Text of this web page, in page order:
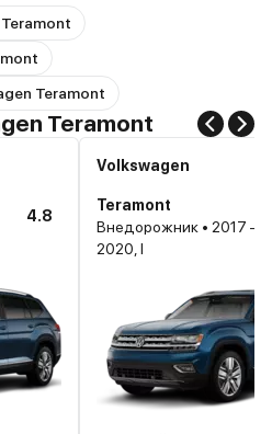
Teramont
Teramont
4.8
Volkswagen
Teramont
Внедорожник • 2017 –
2020, I